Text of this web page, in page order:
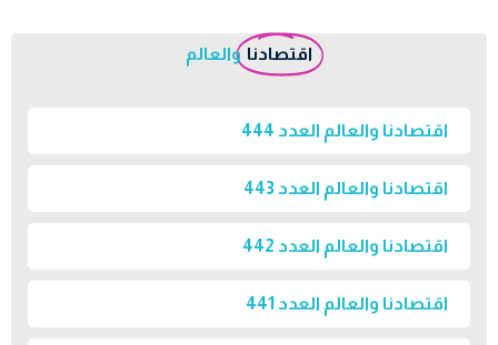
اقتصادنا والعالم
اقتصادنا والعالم العدد 444
اقتصادنا والعالم العدد 443
اقتصادنا والعالم العدد 442
اقتصادنا والعالم العدد 441